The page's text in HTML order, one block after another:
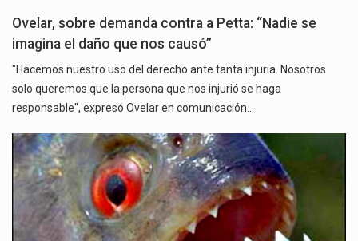
Ovelar, sobre demanda contra a Petta: “Nadie se
imagina el daño que nos causó”
"Hacemos nuestro uso del derecho ante tanta injuria. Nosotros
solo queremos que la persona que nos injurió se haga
responsable", expresó Ovelar en comunicación…